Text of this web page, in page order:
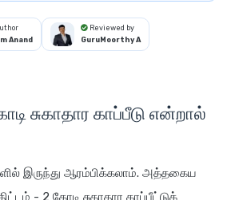
Anand
Reviewed by
GuruMoorthy A
சுகாதார காப்பீடு என்றால்
இருந்து ஆரம்பிக்கலாம். அத்தகைய
- 2 கோடி சுகாதார காப்பீட்டுக்